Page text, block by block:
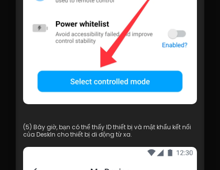
(5) Bây giờ, bạn có thể thấy ID thiết bị và mật khẩu kết nối
của DeskIn cho thiết bị di động từ xa.